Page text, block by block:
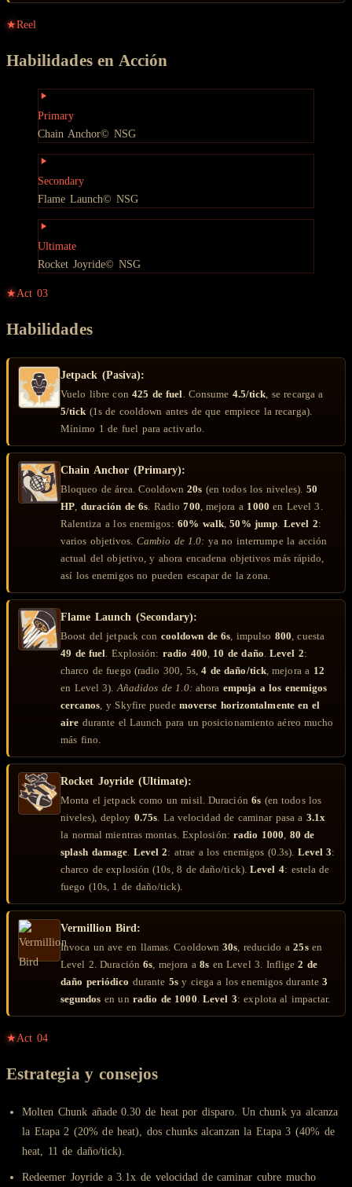
★Reel
Habilidades en Acción
Primary
Chain Anchor© NSG
Secondary
Flame Launch© NSG
Ultimate
Rocket Joyride© NSG
★Act 03
Habilidades
Jetpack (Pasiva):
Vuelo libre con425 de fuel . Consume 4.5/tick , se recarga a
5/tick (1s de cooldown antes de que empiece la recarga).
Mínimo 1 de fuel para activarlo.
Chain Anchor (Primary):
Bloqueo de área. Cooldown20s (en todos los niveles). 50
HP duración de 6s . Radio700 , mejora a 1000 en Level 3.
Ralentiza a los enemigos:60% walk,50% jump Level 2:
varios objetivos. Cambio de 1.0: ya no interrumpe la acción
actual del objetivo, y ahora encadena objetivos más rápido,
así los enemigos no pueden escapar de la zona.
Flame Launch (Secondary):
Boost del jetpack con cooldown de 6s , impulso 800 , cuesta
49 de fuel . Explosión: radio 400 10 de daño .Level 2:
charco de fuego (radio 300, 5s,4 de daño/tick, mejora a 12
en Level 3). Añadidos de 1.0:ahora empuja a los enemigos
cercanos , y Skyfire puedemoverse horizontalmente en el
aire durante el Launch para un posicionamiento aéreo mucho
más fino.
Rocket Joyride (Ultimate):
Monta el jetpack como un misil. Duración6s (en todos los
niveles), deploy 0.75s . La velocidad de caminar pasa a 3.1x
la normal mientras montas. Explosión:radio 1000 80 de
splash damage Level 2: atrae a los enemigos (0.3s). Level 3:
charco de explosión (10s, 8 de daño/tick).Level 4: estela de
fuego (10s, 1 de daño/tick).
Vermillion Bird:
Invoca un ave en llamas. Cooldown30s , reducido a25sen
Level 2. Duración6s , mejora a8s en Level 3. Inflige2 de
daño periódico durante 5sy ciega a los enemigos durante3
segundos en unradio de 1000 .Level 3: explota al impactar.
★Act 04
Estrategia y consejos
Molten Chunk añade 0.30 de heat por disparo. Un chunk ya alcanza
la Etapa 2 (20% de heat), dos chunks alcanzan la Etapa 3 (40% de
heat, 11 de daño/tick).
Redeemer Joyride a 3.1x de velocidad de caminar cubre mucho